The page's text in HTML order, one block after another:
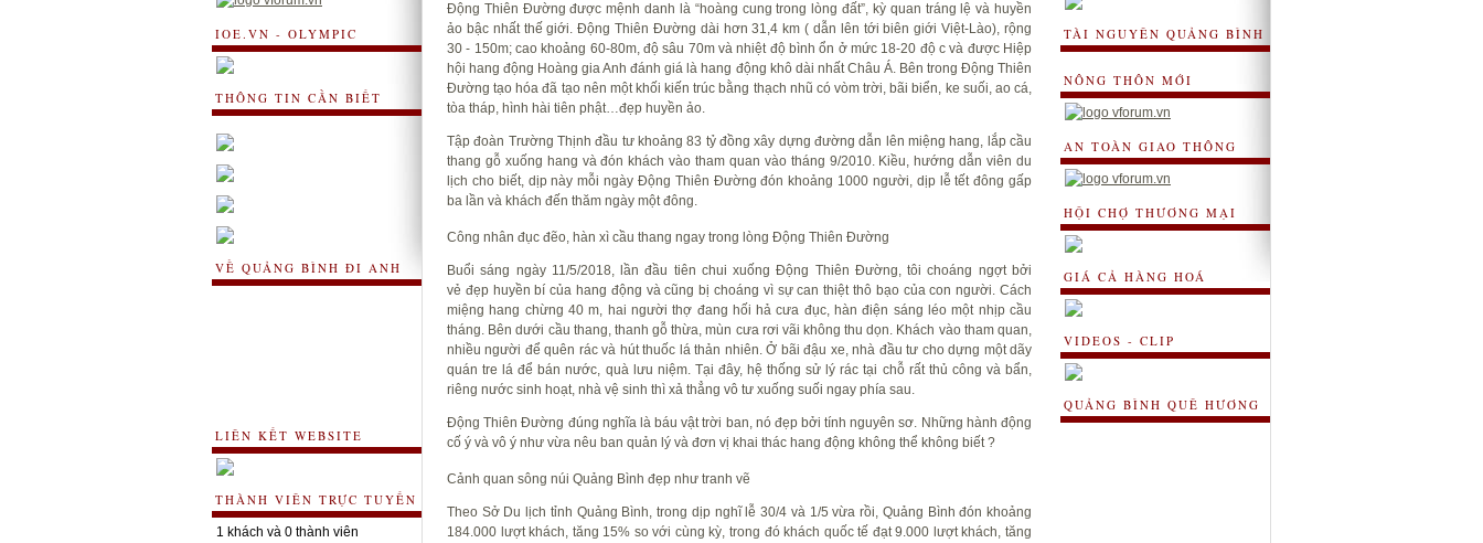
IOE.VN - OLYMPIC
THÔNG TIN CẦN BIẾT
VỀ QUẢNG BÌNH ĐI ANH
LIÊN KẾT WEBSITE
THÀNH VIÊN TRỰC TUYẾN
1 khách và 0 thành viên
TÀI NGUYÊN QUẢNG BÌNH
NÔNG THÔN MỚI
AN TOÀN GIAO THÔNG
HỘI CHỢ THƯƠNG MẠI
GIÁ CẢ HÀNG HOÁ
VIDEOS - CLIP
QUẢNG BÌNH QUÊ HƯƠNG
Động Thiên Đường được mệnh danh là “hoàng cung trong lòng đất”, kỳ quan tráng lệ và huyền
ảo bậc nhất thế giới. Động Thiên Đường dài hơn 31,4 km ( dẫn lên tới biên giới Việt-Lào), rộng
30 - 150m; cao khoảng 60-80m, độ sâu 70m và nhiệt độ bình ổn ở mức 18-20 độ c và được Hiệp
hội hang động Hoàng gia Anh đánh giá là hang động khô dài nhất Châu Á. Bên trong Động Thiên
Đường tạo hóa đã tạo nên một khối kiến trúc bằng thạch nhũ có vòm trời, bãi biển, ke suối, ao cá,
tòa tháp, hình hài tiên phật…đẹp huyền ảo.
Tập đoàn Trường Thịnh đầu tư khoảng 83 tỷ đồng xây dựng đường dẫn lên miệng hang, lắp cầu
thang gỗ xuống hang và đón khách vào tham quan vào tháng 9/2010. Kiều, hướng dẫn viên du
lịch cho biết, dịp này mỗi ngày Động Thiên Đường đón khoảng 1000 người, dịp lễ tết đông gấp
ba lần và khách đến thăm ngày một đông.
Công nhân đục đẽo, hàn xì cầu thang ngay trong lòng Động Thiên Đường
Buổi sáng ngày 11/5/2018, lần đầu tiên chui xuống Động Thiên Đường, tôi choáng ngợt bởi
vẻ đẹp huyền bí của hang động và cũng bị choáng vì sự can thiệt thô bạo của con người. Cách
miệng hang chừng 40 m, hai người thợ đang hối hả cưa đục, hàn điện sáng léo một nhịp cầu
tháng. Bên dưới cầu thang, thanh gỗ thừa, mùn cưa rơi vãi không thu dọn. Khách vào tham quan,
nhiều người để quên rác và hút thuốc lá thản nhiên. Ở bãi đậu xe, nhà đầu tư cho dựng một dãy
quán tre lá để bán nước, quà lưu niệm. Tại đây, hệ thống sử lý rác tại chỗ rất thủ công và bẩn,
riêng nước sinh hoạt, nhà vệ sinh thì xả thẳng vô tư xuống suối ngay phía sau.
Động Thiên Đường đúng nghĩa là báu vật trời ban, nó đẹp bởi tính nguyên sơ. Những hành động
cố ý và vô ý như vừa nêu ban quản lý và đơn vị khai thác hang động không thể không biết ?
Cảnh quan sông núi Quảng Bình đẹp như tranh vẽ
Theo Sở Du lịch tỉnh Quảng Bình, trong dịp nghĩ lễ 30/4 và 1/5 vừa rồi, Quảng Bình đón khoảng
184.000 lượt khách, tăng 15% so với cùng kỳ, trong đó khách quốc tế đạt 9.000 lượt khách, tăng